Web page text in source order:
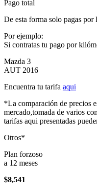
Pago total
De esta forma solo pagas por
Por ejemplo:
Si contratas tu pago por
Mazda 3
AUT 2016
Encuentra tu tarifa aqui
*La comparación de precios
mercado,tomada de varios
tarifas aqui presentadas
Otros*
Plan forzoso
a 12 meses
$8,541